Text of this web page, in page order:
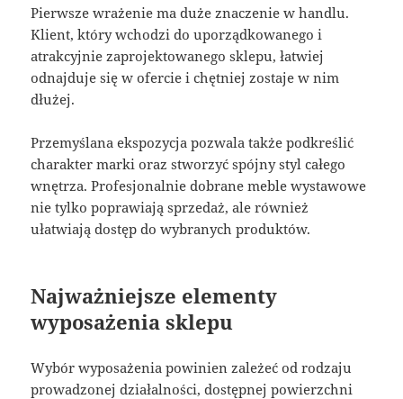
Pierwsze wrażenie ma duże znaczenie w handlu.
Klient, który wchodzi do uporządkowanego i
atrakcyjnie zaprojektowanego sklepu, łatwiej
odnajduje się w ofercie i chętniej zostaje w nim
dłużej.
Przemyślana ekspozycja pozwala także podkreślić
charakter marki oraz stworzyć spójny styl całego
wnętrza. Profesjonalnie dobrane meble wystawowe
nie tylko poprawiają sprzedaż, ale również
ułatwiają dostęp do wybranych produktów.
Najważniejsze elementy
wyposażenia sklepu
Wybór wyposażenia powinien zależeć od rodzaju
prowadzonej działalności, dostępnej powierzchni